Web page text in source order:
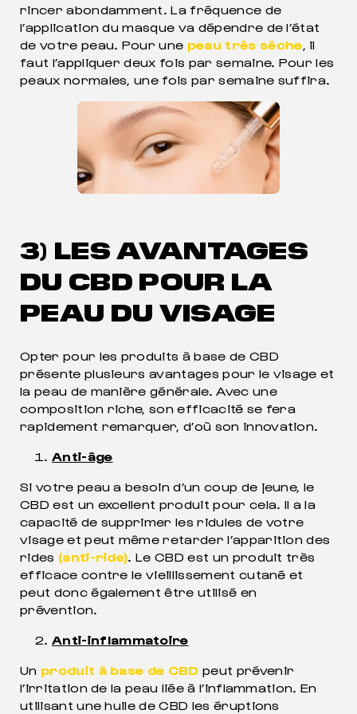
rincer abondamment. La fréquence de
l’application du masque va dépendre de l’état
de votre peau. Pour une peau très sèche , il
faut l’appliquer deux fois par semaine. Pour les
peaux normales, une fois par semaine suffira.
3) LES AVANTAGES
DU CBD POUR LA
PEAU DU VISAGE
Opter pour les produits à base de CBD
présente plusieurs avantages pour le visage et
la peau de manière générale. Avec une
composition riche, son efficacité se fera
rapidement remarquer, d’où son innovation.
Anti-âge
Si votre peau a besoin d’un coup de jeune, le
CBD est un excellent produit pour cela. Il a la
capacité de supprimer les ridules de votre
visage et peut même retarder l’apparition des
rides (anti-ride). Le CBD est un produit très
efficace contre le vieillissement cutané et
peut donc également être utilisé en
prévention.
Anti-inflammatoire
Un produit à base de CBD peut prévenir
l’irritation de la peau liée à l’inflammation. En
utilisant une huile de CBD les éruptions